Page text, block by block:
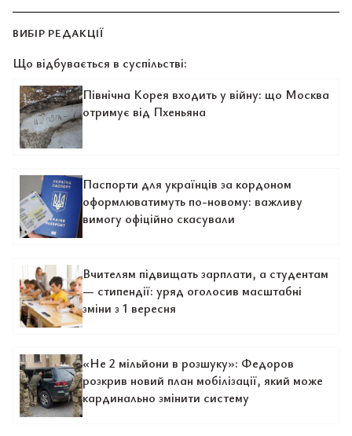
ВИБІР РЕДАКЦІЇ
Що відбувається в суспільстві:
Північна Корея входить у війну: що Москва
отримує від Пхеньяна
Паспорти для українців за кордоном
оформлюватимуть по-новому: важливу
вимогу офіційно скасували
Вчителям підвищать зарплати, а студентам
— стипендії: уряд оголосив масштабні
зміни з 1 вересня
«Не 2 мільйони в розшуку»: Федоров
розкрив новий план мобілізації, який може
кардинально змінити систему